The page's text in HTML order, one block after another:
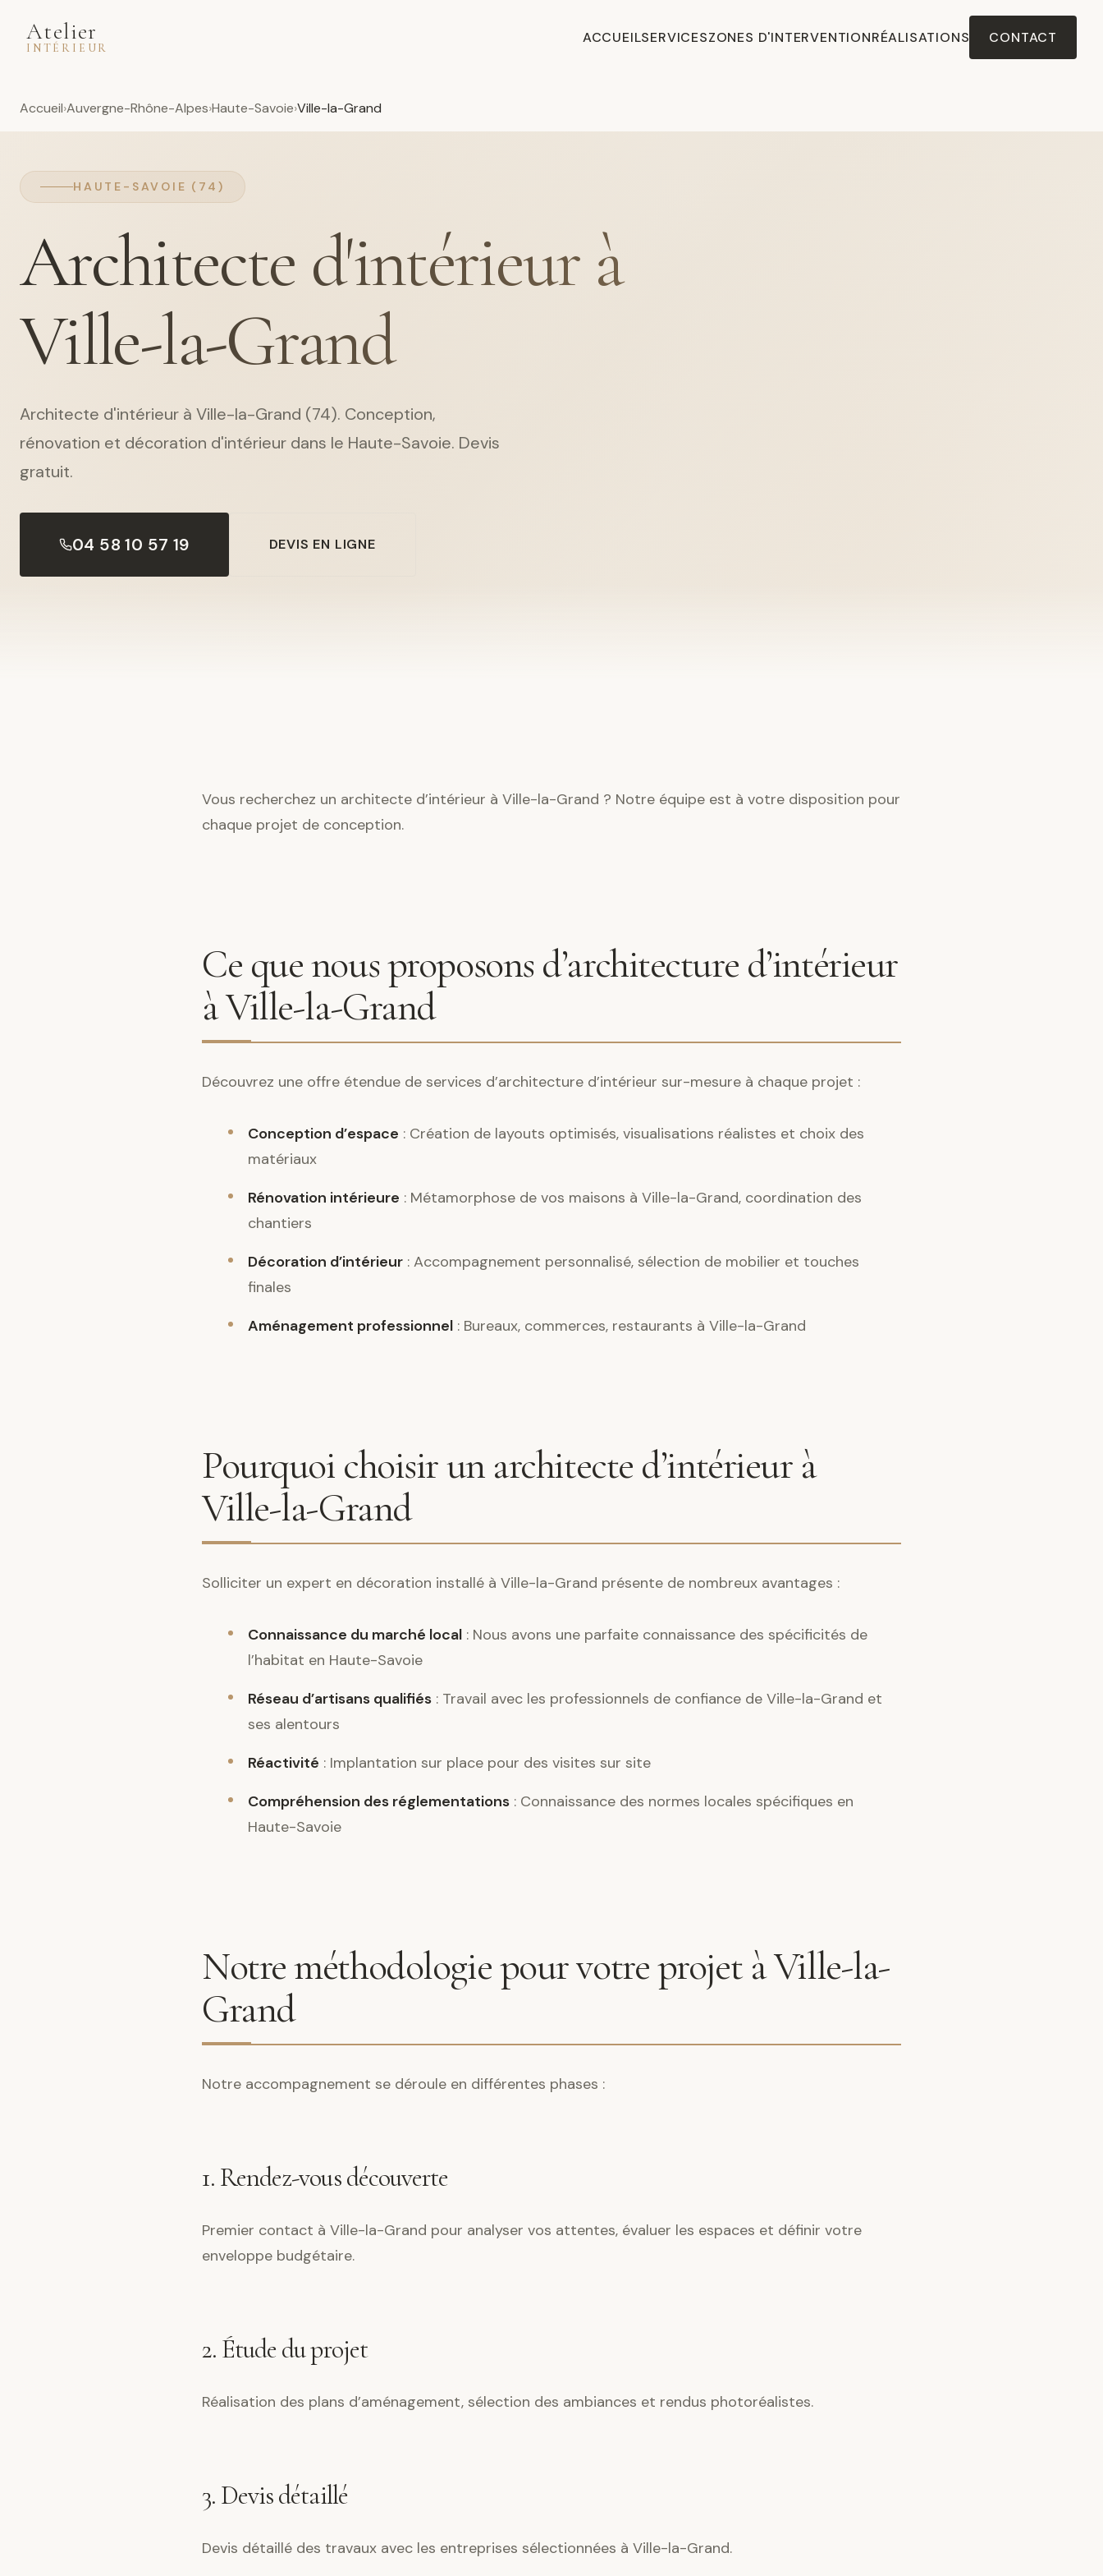
Atelier
INTÉRIEUR
ACCUEILSERVICESZONES D'INTERVENTIONRÉALISATIONS CONTACT
Accueil Auvergne-Rhône-Alpes Haute-Savoie Ville-la-Grand
HAUTE-SAVOIE (74)
Architecte d'intérieur à
Ville-la-Grand
Architecte d'intérieur à Ville-la-Grand (74). Conception,
rénovation et décoration d'intérieur dans le Haute-Savoie. Devis
gratuit.
04 58 10 57 19 DEVIS EN LIGNE
Vous recherchez un architecte d’intérieur à Ville-la-Grand ? Notre équipe est à votre disposition pour
chaque projet de conception.
Ce que nous proposons d’architecture d’intérieur
à Ville-la-Grand
Découvrez une offre étendue de services d’architecture d’intérieur sur-mesure à chaque projet :
Conception d’espace : Création de layouts optimisés, visualisations réalistes et choix des
matériaux
Rénovation intérieure : Métamorphose de vos maisons à Ville-la-Grand, coordination des
chantiers
Décoration d’intérieur : Accompagnement personnalisé, sélection de mobilier et touches
finales
Aménagement professionnel : Bureaux, commerces, restaurants à Ville-la-Grand
Pourquoi choisir un architecte d’intérieur à
Ville-la-Grand
Solliciter un expert en décoration installé à Ville-la-Grand présente de nombreux avantages :
Connaissance du marché local : Nous avons une parfaite connaissance des spécificités de
l’habitat en Haute-Savoie
Réseau d’artisans qualifiés : Travail avec les professionnels de confiance de Ville-la-Grand et
ses alentours
Réactivité : Implantation sur place pour des visites sur site
Compréhension des réglementations : Connaissance des normes locales spécifiques en
Haute-Savoie
Notre méthodologie pour votre projet à Ville-la-
Grand
Notre accompagnement se déroule en différentes phases :
1. Rendez-vous découverte
Premier contact à Ville-la-Grand pour analyser vos attentes, évaluer les espaces et définir votre
enveloppe budgétaire.
2. Étude du projet
Réalisation des plans d’aménagement, sélection des ambiances et rendus photoréalistes.
3. Devis détaillé
Devis détaillé des travaux avec les entreprises sélectionnées à Ville-la-Grand.